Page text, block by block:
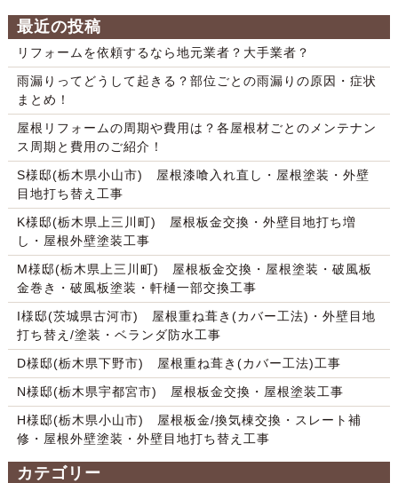
最近の投稿
リフォームを依頼するなら地元業者？大手業者？
雨漏りってどうして起きる？部位ごとの雨漏りの原因・症状
まとめ！
屋根リフォームの周期や費用は？各屋根材ごとのメンテナン
ス周期と費用のご紹介！
S様邸(栃木県小山市) 屋根漆喰入れ直し・屋根塗装・外壁
目地打ち替え工事
K様邸(栃木県上三川町) 屋根板金交換・外壁目地打ち増
し・屋根外壁塗装工事
M様邸(栃木県上三川町) 屋根板金交換・屋根塗装・破風板
金巻き・破風板塗装・軒樋一部交換工事
I様邸(茨城県古河市) 屋根重ね葺き(カバー工法)・外壁目地
打ち替え/塗装・ベランダ防水工事
D様邸(栃木県下野市) 屋根重ね葺き(カバー工法)工事
N様邸(栃木県宇都宮市) 屋根板金交換・屋根塗装工事
H様邸(栃木県小山市) 屋根板金/換気棟交換・スレート補
修・屋根外壁塗装・外壁目地打ち替え工事
カテゴリー